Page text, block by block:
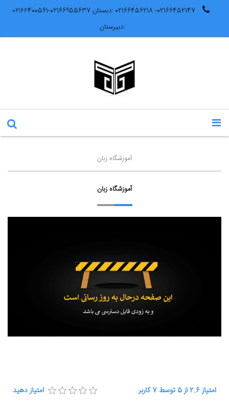
02166452147- 02166456218 :دبستان 02166955637-۰۲۱۶۶400561
:دبیرستان
آموزشگاه زبان
آموزشگاه زبان
امتیاز دهید امتیاز2.6 از5 توسط7کاربر